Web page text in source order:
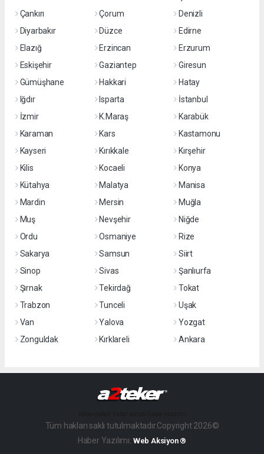
Çankırı
Çorum
Denizli
Diyarbakır
Düzce
Edirne
Elazığ
Erzincan
Erzurum
Eskişehir
Gaziantep
Giresun
Gümüşhane
Hakkari
Hatay
Iğdır
Isparta
İstanbul
İzmir
K.Maraş
Karabük
Karaman
Kars
Kastamonu
Kayseri
Kırıkkale
Kırşehir
Kilis
Kocaeli
Konya
Kütahya
Malatya
Manisa
Mardin
Mersin
Muğla
Muş
Nevşehir
Niğde
Ordu
Osmaniye
Rize
Sakarya
Samsun
Siirt
Sinop
Sivas
Şanlıurfa
Şırnak
Tekirdağ
Tokat
Trabzon
Tunceli
Uşak
Van
Yalova
Yozgat
Zonguldak
Kırklareli Ankara
Tüm hakları saklı tutulmaktadır.Copyright 2026©
Haber Yazılımı: Web Aksiyon ®